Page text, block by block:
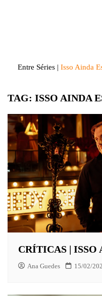
Entre Séries | Isso Ainda
TAG: ISSO AINDA
CRÍTICAS | ISSO
Ana Guedes 15/02/